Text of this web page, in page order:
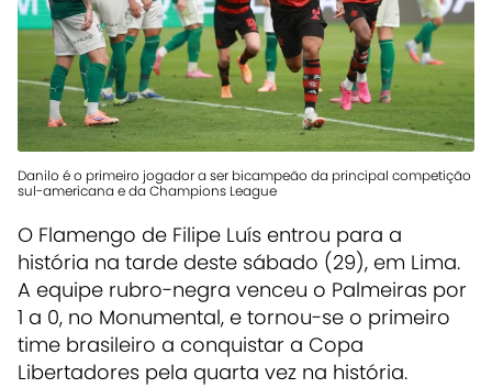
Danilo é o primeiro jogador a ser bicampeão da principal competição
sul-americana e da Champions League
O Flamengo de Filipe Luís entrou para a
história na tarde deste sábado (29), em Lima.
A equipe rubro-negra venceu o Palmeiras por
1 a 0, no Monumental, e tornou-se o primeiro
time brasileiro a conquistar a Copa
Libertadores pela quarta vez na história.